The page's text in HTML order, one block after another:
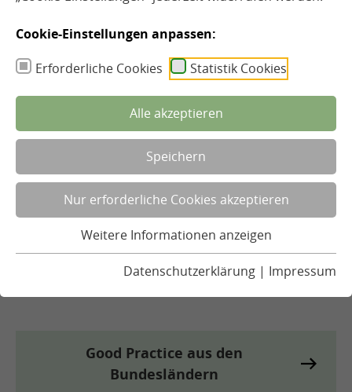
Cookie-Einstellungen anpassen:
Erforderliche Cookies
Statistik Cookies
Alle akzeptieren
Speichern
Nur erforderliche Cookies akzeptieren
Weitere Informationen anzeigen
Datenschutzerklärung | Impressum
Ernährungsbildung
Zahlen, Daten & Fakten
Rechtliche Rahmenbedingungen
Good Practice aus den
Bundesländern